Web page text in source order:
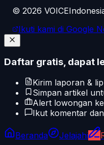
© 2026
Ikuti kami di Google
Daftar gratis, dapat
Kirim laporan &
Simpan artikel
Alert lowongan
Ikut komentar
Beranda Jelajahi